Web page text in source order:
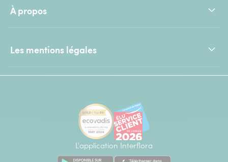
À propos
Les mentions légales
L'application Interflora